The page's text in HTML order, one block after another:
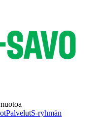
PalvelutS-ryhmän